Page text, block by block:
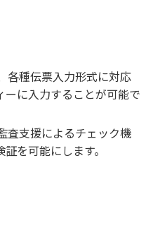
各種伝票入力形式に対応
ーに入力することが可能で
査支援によるチェック機
を可能にします。